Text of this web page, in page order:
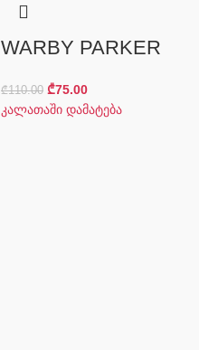
WARBY PARKER
₾110.00 ₾75.00
კალათაში დამატება